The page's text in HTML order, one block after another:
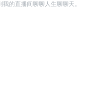
的直播间聊聊人生聊聊天。